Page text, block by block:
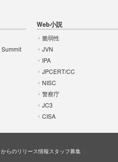
Web小説
脆弱性
JVN
IPA
JPCERT/CC
NISC
警察庁
JC3
CISA
らのリリース情報スタッフ募集